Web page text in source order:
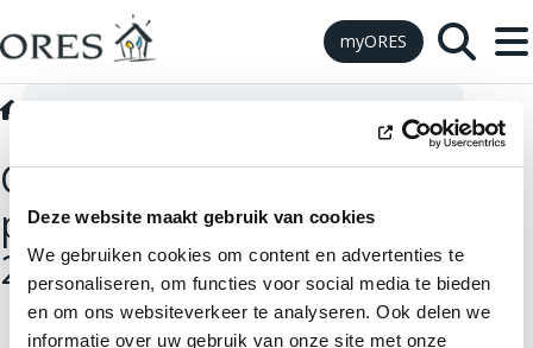
Deze website maakt gebruik van cookies
We gebruiken cookies om content en advertenties te
personaliseren, om functies voor social media te bieden
en om ons websiteverkeer te analyseren. Ook delen we
informatie over uw gebruik van onze site met onze
Skip to Content
myORES
G-03 Voorbereiding van de
plaatsing voor een geheel van
2 tot 9 meters in het gebouw